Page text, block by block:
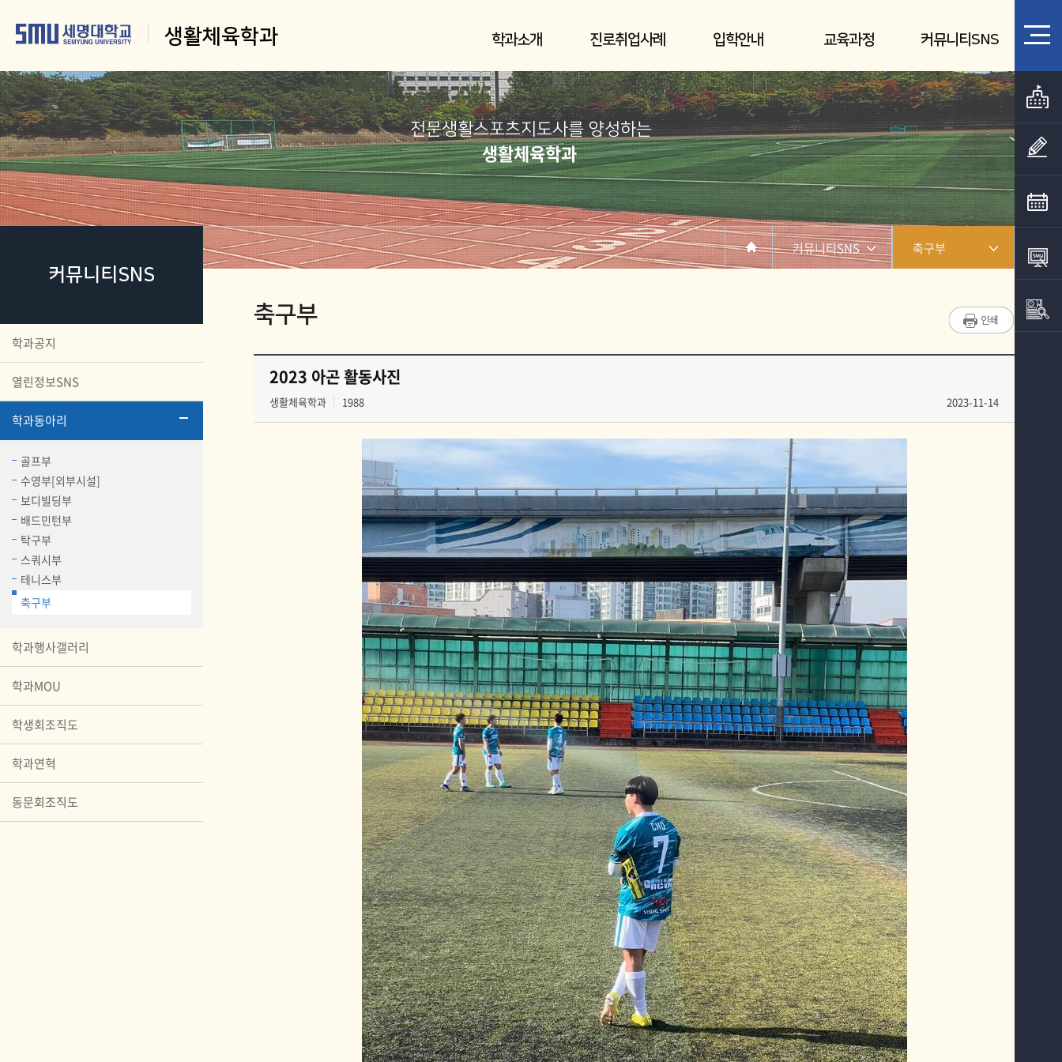
생활체육학과 학과소개 진로취업사례 입학안내 교육과정 커뮤니티SNS
전문생활스포츠지도사를 양성하는
생활체육학과
커뮤니티SNS
학과공지
열린정보SNS
학과동아리
골프부
수영부[외부시설]
보디빌딩부
배드민턴부
탁구부
스쿼시부
테니스부
축구부
학과행사갤러리
학과MOU
학생회조직도
학과연혁
동문회조직도
커뮤니티SNS
입학안내
홈페이지가이드
축구부
수영부[외부시설]
보디빌딩부
배드민턴부
축구부
2023 아곤 활동사진
생활체육학과 1988 2023-11-14